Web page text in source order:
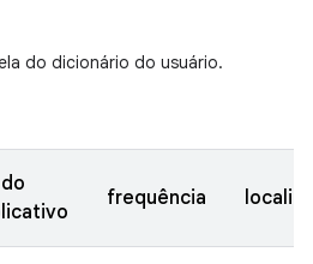
do dicionário do usuário.
frequência